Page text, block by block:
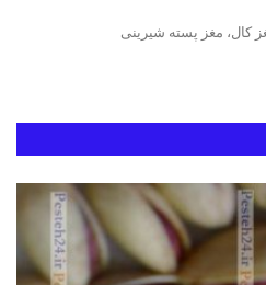
کال، مغز پسته شیرینی